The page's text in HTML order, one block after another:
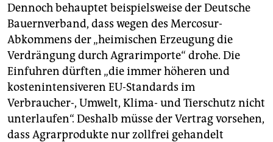
Dennoch behauptet beispielsweise der Deutsche
Bauernverband, dass wegen des Mercosur-
Abkommens der „heimischen Erzeugung die
Verdrängung durch Agrarimporte“ drohe. Die
Einfuhren dürften „die immer höheren und
kostenintensiveren EU-Standards im
Verbraucher-, Umwelt, Klima- und Tierschutz nicht
unterlaufen“. Deshalb müsse der Vertrag vorsehen,
dass Agrarprodukte nur zollfrei gehandelt